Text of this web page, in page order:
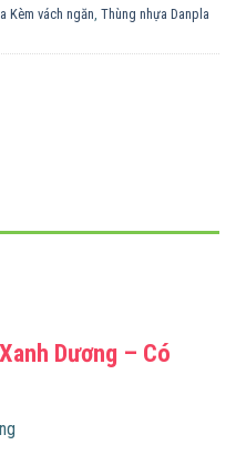
Kèm vách ngăn, Thùng nhựa Danpla
Dương – Có